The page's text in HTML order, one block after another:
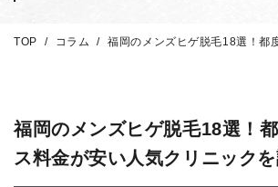
TOP コラム 福岡のメンズヒゲ脱毛18選！都
福岡のメンズヒゲ脱毛18選！
ス料金が安い人気クリニック